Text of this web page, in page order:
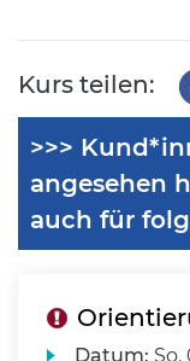
Kurs teilen:
>>>
angesehen
auch für
Datum: So.